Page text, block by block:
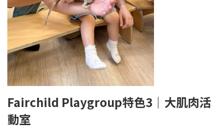
Fairchild Playgroup特色3 ｜ 大肌肉活
動室